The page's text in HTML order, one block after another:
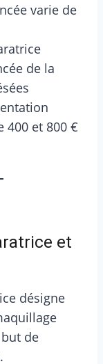
varie de
de la
400 et 800 €
et
désigne
de